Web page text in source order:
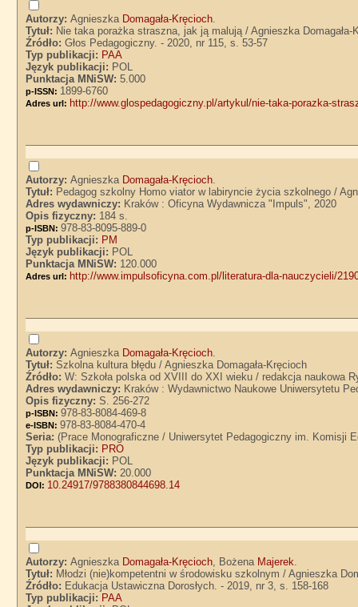
Autorzy:Agnieszka Domagała-Kręcioch.
Tytuł: Nie taka porażka straszna, jak ją malują / Agnieszka Domagała-
Źródło:Głos Pedagogiczny. - 2020, nr 115, s. 53-57
Typ publikacji: PAA
Język publikacji: POL
Punktacja MNiSW:5.000
p-ISSN: 1899-6760
Adres url: http://www.glospedagogiczny.pl/artykul/nie-taka-porazka-
Autorzy:Agnieszka Domagała-Kręcioch.
Tytuł: Pedagog szkolny Homo viator w labiryncie życia szkolnego /
Adres wydawniczy: Kraków : Oficyna Wydawnicza "Impuls", 2020
Opis fizyczny: 184 s.
p-ISBN:978-83-8095-889-0
Typ publikacji: PM
Język publikacji: POL
Punktacja MNiSW: 120.000
Adres url: http://www.impulsoficyna.com.pl/literatura-dla-nauczycieli/
Autorzy:Agnieszka Domagała-Kręcioch.
Tytuł:Szkolna kultura błędu / Agnieszka Domagała-Kręcioch
Źródło:W: Szkoła polska od XVIII do XXI wieku / redakcja naukowa
Adres wydawniczy: Kraków : Wydawnictwo Naukowe Uniwersytetu
Opis fizyczny:S. 256-272
p-ISBN:978-83-8084-469-8
e-ISBN:978-83-8084-470-4
Seria:(Prace Monograficzne / Uniwersytet Pedagogiczny im. Komisji
Typ publikacji: PRO
Język publikacji: POL
Punktacja MNiSW:20.000
DOI: 10.24917/9788380844698.14
Autorzy:Agnieszka Domagała-Kręcioch, Bożena Majerek.
Tytuł: Młodzi (nie)kompetentni w środowisku szkolnym / Agnieszka
Źródło: Edukacja Ustawiczna Dorosłych. - 2019, nr 3, s. 158-168
Typ publikacji: PAA